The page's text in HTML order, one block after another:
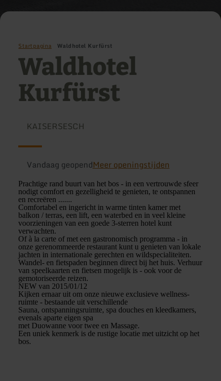
Startpagina Waldhotel Kurfürst
Waldhotel
Kurfürst
KAISERSESCH
Vandaag geopendMeer openingstijden
Prachtige rand buurt van het bos - in een vertrouwde sfeer
nodigt comfort en gezelligheid te genieten, te ontspannen
en recreëren .......
Comfortabel en ingericht in warme tinten kamer met
balkon / terras, een lift, een waterbed en in veel kleine
voorzieningen van een goede 3-sterren hotel kunt
verwachten.
Of à la carte of met een gastronomisch programma - in
onze gerenommeerde restaurant kunt u genieten van lokale
jachten in internationale gerechten en wildspecialiteiten.
Wandel- en fietspaden beginnen direct bij het huis. Verhuur
van speelkaarten en fietsen mogelijk is - ook voor de
gemotoriseerde reizen.
NEW van 2015/01/12
Kijken ernaar uit om onze nieuwe exclusieve wellness-
ruimte - bestaande uit verschillende
Sauna, ontspanningsruimte, spa douches en kleedkamers,
evenals aparte eigen spa
met Duowanne voor twee en Massage.
Een uniek kenmerk is de rustige locatie met uitzicht op het
bos.